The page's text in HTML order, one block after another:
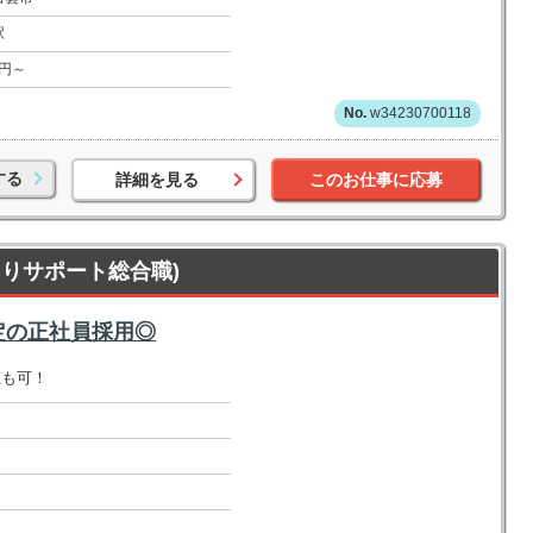
～
w34230700118
る 詳細を見る このお仕事に応募
サポート総合職)
の正社員採用◎
可！